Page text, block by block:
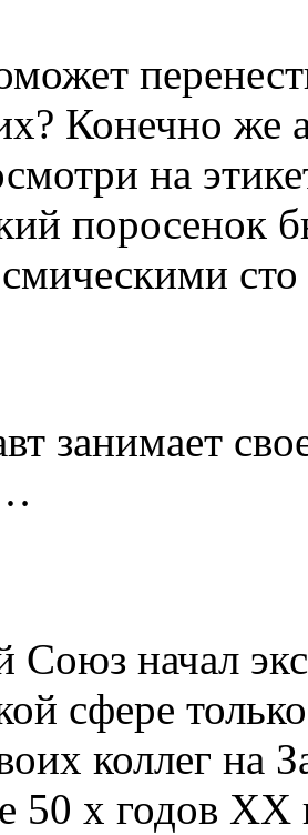
Конечно же
на
поросенок
занимает
Союз начал
сфере
коллег на
50 х годов ХХ